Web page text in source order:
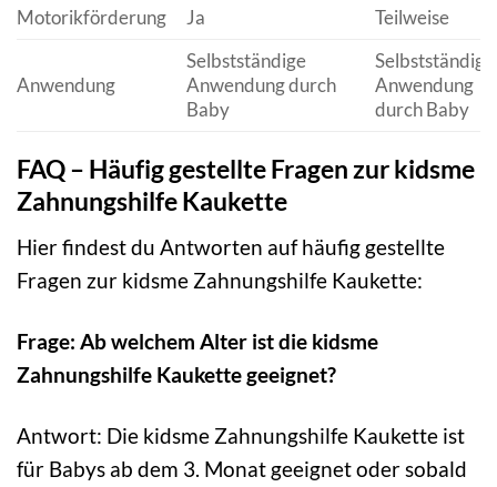
Motorikförderung
Ja Teilweise
Anwendung
Selbstständige
Anwendung durch
Baby
Selbstständige
Anwendung
durch Baby
FAQ – Häufig gestellte Fragen zur kidsme
Zahnungshilfe Kaukette
Hier findest du Antworten auf häufig gestellte
Fragen zur kidsme Zahnungshilfe Kaukette:
Frage: Ab welchem Alter ist die kidsme
Zahnungshilfe Kaukette geeignet?
Antwort: Die kidsme Zahnungshilfe Kaukette ist
für Babys ab dem 3. Monat geeignet oder sobald